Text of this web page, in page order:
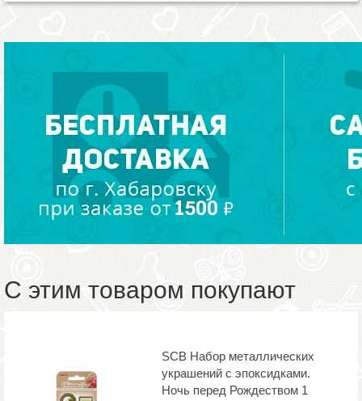
С этим товаром покупают
SCB Набор металлических
украшений с эпоксидками.
Ночь перед Рождеством 1